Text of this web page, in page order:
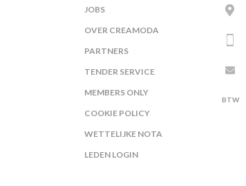
JOBS
OVER CREAMODA
PARTNERS
TENDER SERVICE
MEMBERS ONLY
COOKIE POLICY
WETTELIJKE NOTA
LEDEN LOGIN